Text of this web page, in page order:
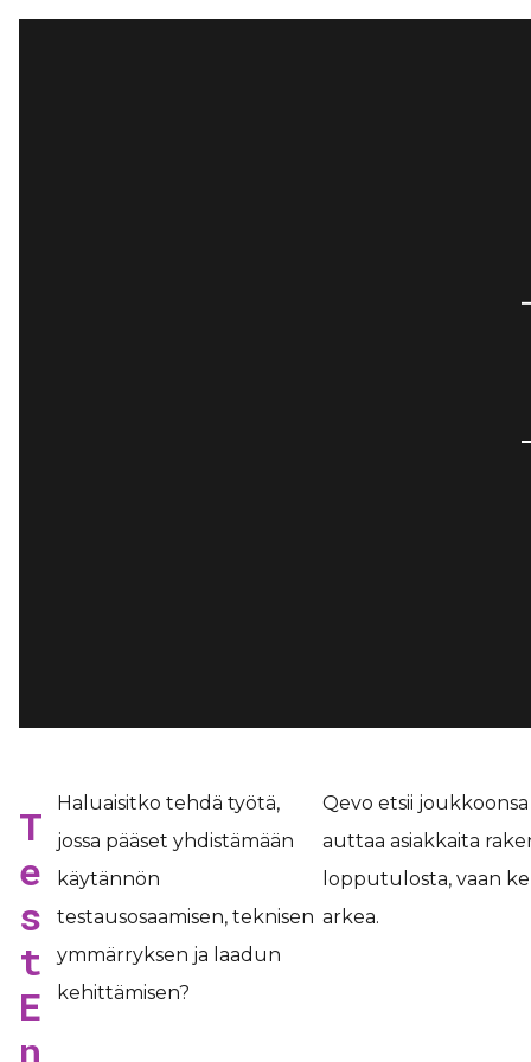
T
e
s
t
E
n
Haluaisitko tehdä työtä,
jossa pääset yhdistämään
käytännön
testausosaamisen, teknisen
ymmärryksen ja laadun
kehittämisen?
Qevo etsii
auttaa asiakkaita
lopputulosta, vaan
arkea.